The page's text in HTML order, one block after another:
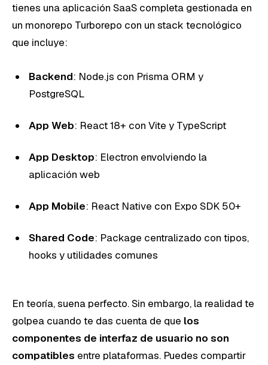
tienes una aplicación SaaS completa gestionada en
un monorepo Turborepo con un stack tecnológico
que incluye:
Backend: Node.js con Prisma ORM y
PostgreSQL
App Web: React 18+ con Vite y TypeScript
App Desktop: Electron envolviendo la
aplicación web
App Mobile: React Native con Expo SDK 50+
Shared Code: Package centralizado con tipos,
hooks y utilidades comunes
En teoría, suena perfecto. Sin embargo, la realidad te
golpea cuando te das cuenta de que los
componentes de interfaz de usuario no son
compatibles entre plataformas. Puedes compartir